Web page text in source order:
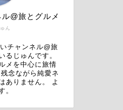
ん
@旅とグルメ
チャンネル@旅
るじゅんです。
メを中心に旅情
念ながら純愛ネ
ありません。 よ
。